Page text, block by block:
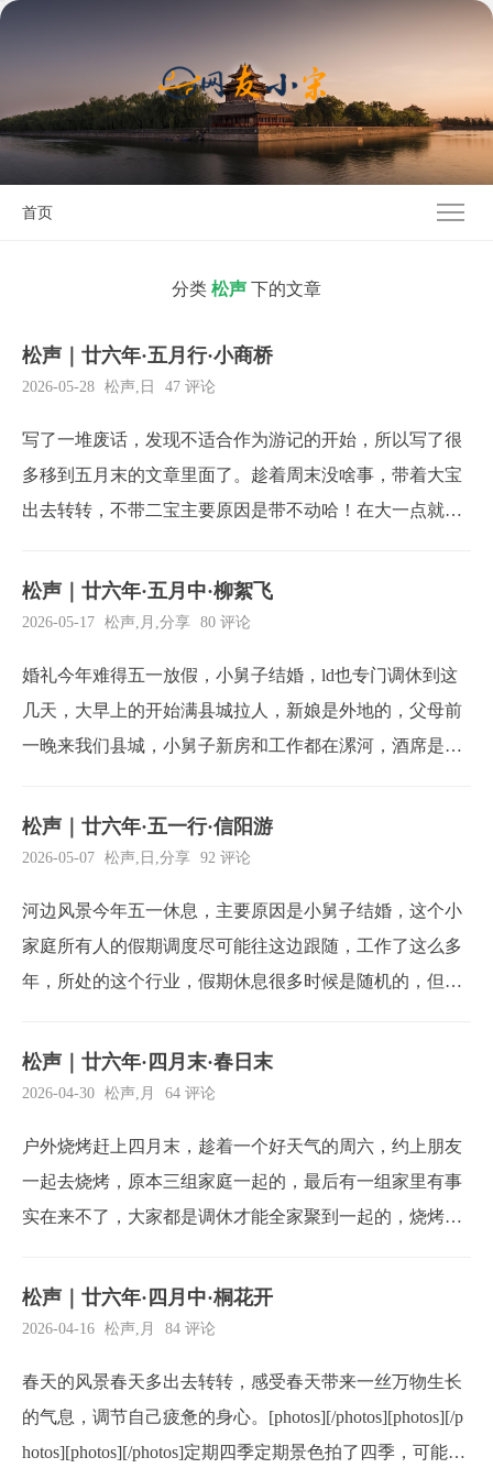
首页
分类 松声 下的文章
松声｜廿六年·五月行·小商桥
2026-05-28 松声, 日 47 评论
写了一堆废话，发现不适合作为游记的开始，所以写了很
多移到五月末的文章里面了。趁着周末没啥事，带着大宝
出去转转，不带二宝主要原因是带不动哈！在大一点就好
也是麻了。下午过来本打算随便逛逛，没想到在这个小景
区足足逛了快两小时。原本计划的南街村、动物园都没来
两...
松声｜廿六年·五月中·柳絮飞
2026-05-17 松声, 月 ,分享 80 评论
婚礼今年难得五一放假，小舅子结婚，ld也专门调休到这
几天，大早上的开始满县城拉人，新娘是外地的，父母前
一晚来我们县城，小舅子新房和工作都在漯河，酒席是在
酒店，早上车队从漯河出发，来我们县城接人，回漯河房
子，然后在回我们县城举办婚礼，老家的亲戚安排公交车
万...
松声｜廿六年·五一行·信阳游
2026-05-07 松声, 日 ,分享 92 评论
河边风景今年五一休息，主要原因是小舅子结婚，这个小
家庭所有人的假期调度尽可能往这边跟随，工作了这么多
年，所处的这个行业，假期休息很多时候是随机的，但是
过河提，看到之前短视频平台有人发的河边风景，那唯美
味道，可惜去的时候已经临近结束了，找一些看的过去的
松声｜廿六年·四月末·春日末
2026-04-30 松声, 月 64 评论
户外烧烤赶上四月末，趁着一个好天气的周六，约上朋友
一起去烧烤，原本三组家庭一起的，最后有一组家里有事
实在来不了，大家都是调休才能全家聚到一起的，烧烤还
营地，搭帐篷，起烤炉，中间还发生了一些趣事，左边的
小朋友第一次烧烤，碳点不着，来我们这边寻求帮助，把
然...
松声｜廿六年·四月中·桐花开
2026-04-16 松声, 月 84 评论
春天的风景春天多出去转转，感受春天带来一丝万物生长
的气息，调节自己疲惫的身心。[photos][/photos][photos][/p
hotos][photos][/photos]定期四季定期景色拍了四季，可能大